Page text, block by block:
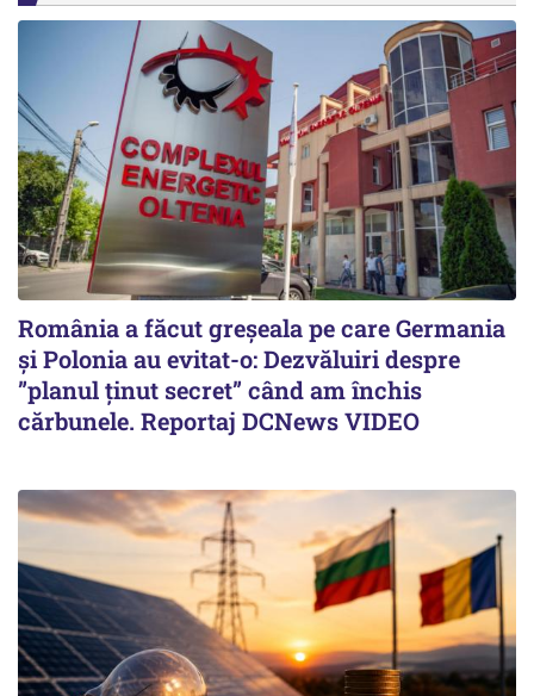
România a făcut greșeala pe care Germania
și Polonia au evitat-o: Dezvăluiri despre
”planul ținut secret” când am închis
cărbunele. Reportaj DCNews VIDEO